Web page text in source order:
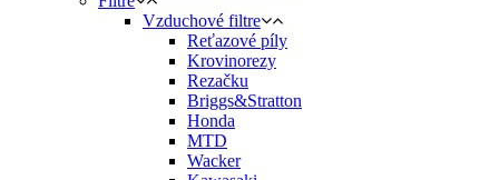
Vzduchové filtre
Reťazové píly
Krovinorezy
Rezačku
Briggs&Stratton
Honda
MTD
Wacker